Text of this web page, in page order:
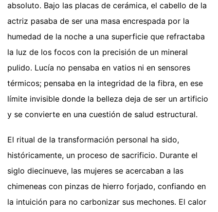
absoluto. Bajo las placas de cerámica, el cabello de la
actriz pasaba de ser una masa encrespada por la
humedad de la noche a una superficie que refractaba
la luz de los focos con la precisión de un mineral
pulido. Lucía no pensaba en vatios ni en sensores
térmicos; pensaba en la integridad de la fibra, en ese
límite invisible donde la belleza deja de ser un artificio
y se convierte en una cuestión de salud estructural.
El ritual de la transformación personal ha sido,
históricamente, un proceso de sacrificio. Durante el
siglo diecinueve, las mujeres se acercaban a las
chimeneas con pinzas de hierro forjado, confiando en
la intuición para no carbonizar sus mechones. El calor